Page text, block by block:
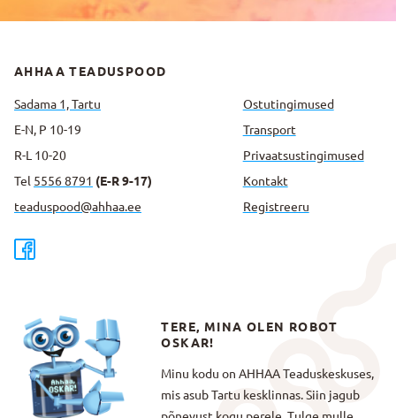
AHHAA TEADUSPOOD
Sadama 1, Tartu
E-N, P 10-19
R-L 10-20
Tel 5556 8791 (E-R 9-17)
teaduspood@ahhaa.ee
Ostutingimused
Transport
Privaatsus­tingimused
Kontakt
Registreeru
TERE, MINA OLEN ROBOT
OSKAR!
Minu kodu on AHHAA Teaduskeskuses,
mis asub Tartu kesklinnas. Siin jagub